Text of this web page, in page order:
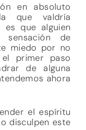
en absoluto
que valdría
que alguien
sensación de
miedo por no
primer paso
de alguna
ahora
el espíritu
disculpen este